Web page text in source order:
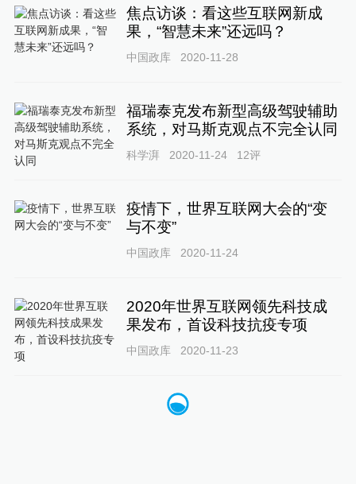
焦点访谈：看这些互联网新成
果，“智慧未来”还远吗？
中国政库 2020-11-28
福瑞泰克发布新型高级驾驶辅助
系统，对马斯克观点不完全认同
科学湃 2020-11-24 12评
疫情下，世界互联网大会的“变
与不变”
中国政库 2020-11-24
2020年世界互联网领先科技成
果发布，首设科技抗疫专项
中国政库 2020-11-23